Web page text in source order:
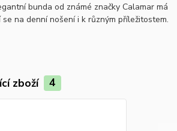
bunda od známé značky Calamar má
na denní nošení i k různým příležitostem.
zboží 4